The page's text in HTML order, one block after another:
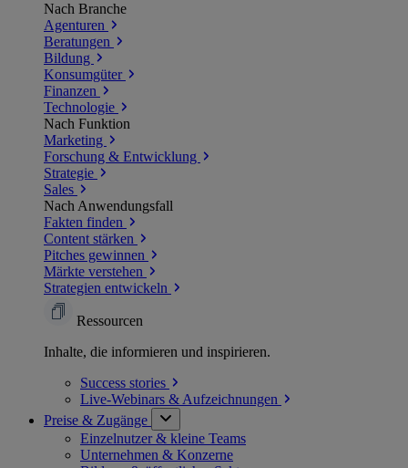
Nach Branche
Agenturen
Beratungen
Bildung
Konsumgüter
Finanzen
Technologie
Nach Funktion
Marketing
Forschung & Entwicklung
Strategie
Sales
Nach Anwendungsfall
Fakten finden
Content stärken
Pitches gewinnen
Märkte verstehen
Strategien entwickeln
Ressourcen
Inhalte, die informieren und inspirieren.
Success stories
Live-Webinars & Aufzeichnungen
Preise & Zugänge
Einzelnutzer & kleine Teams
Unternehmen & Konzerne